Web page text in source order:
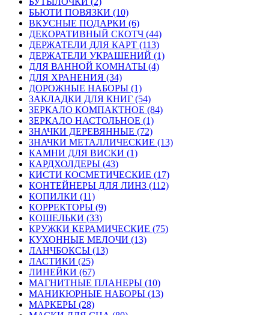
БЬЮТИ ПОВЯЗКИ (10)
ВКУСНЫЕ ПОДАРКИ (6)
ДЕКОРАТИВНЫЙ СКОТЧ (44)
ДЕРЖАТЕЛИ ДЛЯ КАРТ (113)
ДЕРЖАТЕЛИ УКРАШЕНИЙ (1)
ДЛЯ ВАННОЙ КОМНАТЫ (4)
ДЛЯ ХРАНЕНИЯ (34)
ДОРОЖНЫЕ НАБОРЫ (1)
ЗАКЛАДКИ ДЛЯ КНИГ (54)
ЗЕРКАЛО КОМПАКТНОЕ (84)
ЗЕРКАЛО НАСТОЛЬНОЕ (1)
ЗНАЧКИ ДЕРЕВЯННЫЕ (72)
ЗНАЧКИ МЕТАЛЛИЧЕСКИЕ (13)
КАМНИ ДЛЯ ВИСКИ (1)
КАРДХОЛДЕРЫ (43)
КИСТИ КОСМЕТИЧЕСКИЕ (17)
КОНТЕЙНЕРЫ ДЛЯ ЛИНЗ (112)
КОПИЛКИ (11)
КОРРЕКТОРЫ (9)
КОШЕЛЬКИ (33)
КРУЖКИ КЕРАМИЧЕСКИЕ (75)
КУХОННЫЕ МЕЛОЧИ (13)
ЛАНЧБОКСЫ (13)
ЛАСТИКИ (25)
ЛИНЕЙКИ (67)
МАГНИТНЫЕ ПЛАНЕРЫ (10)
МАНИКЮРНЫЕ НАБОРЫ (13)
МАРКЕРЫ (28)